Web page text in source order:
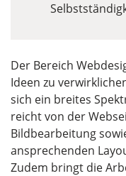
Der Bereich
Ideen zu
sich ein breites
reicht von der
Bildbearbeitung
ansprechenden
Zudem bringt die